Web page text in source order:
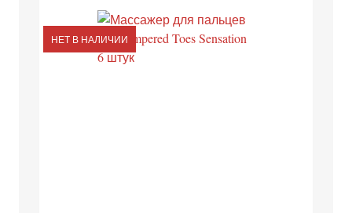
НЕТ В НАЛИЧИИ